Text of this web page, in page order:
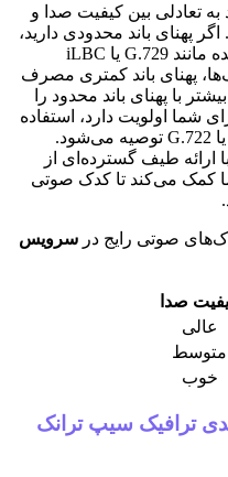
تعادلی بین کیفیت صدا و
پهنای باند محدودی دارید،
استفاده از کدک‌های فشرده‌سازی شده مانند G.729 یا iLBC
پهنای باند کمتری مصرف
با پهنای باند محدود را
شما اولویت دارد، استفاده
از کدک‌های با کیفیت بالا مانند G.711 یا G.722 توصیه می‌شود.
طیف گسترده‌ای از
کمک می‌کند تا کدک صوتی
صوتی رایج در سرویس
صدا
عالی
متوسط
خوب